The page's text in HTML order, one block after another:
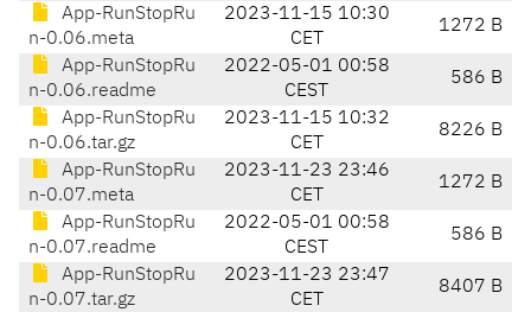
App-RunStopRu
n-0.06.meta
2023-11-15 10:30
CET
1272 B
App-RunStopRu
n-0.06.readme
2022-05-01 00:58
CEST
586 B
App-RunStopRu
n-0.06.tar.gz
2023-11-15 10:32
CET
8226 B
App-RunStopRu
n-0.07.meta
2023-11-23 23:46
CET
1272 B
App-RunStopRu
n-0.07.readme
2022-05-01 00:58
CEST
586 B
App-RunStopRu
n-0.07.tar.gz
2023-11-23 23:47
CET
8407 B